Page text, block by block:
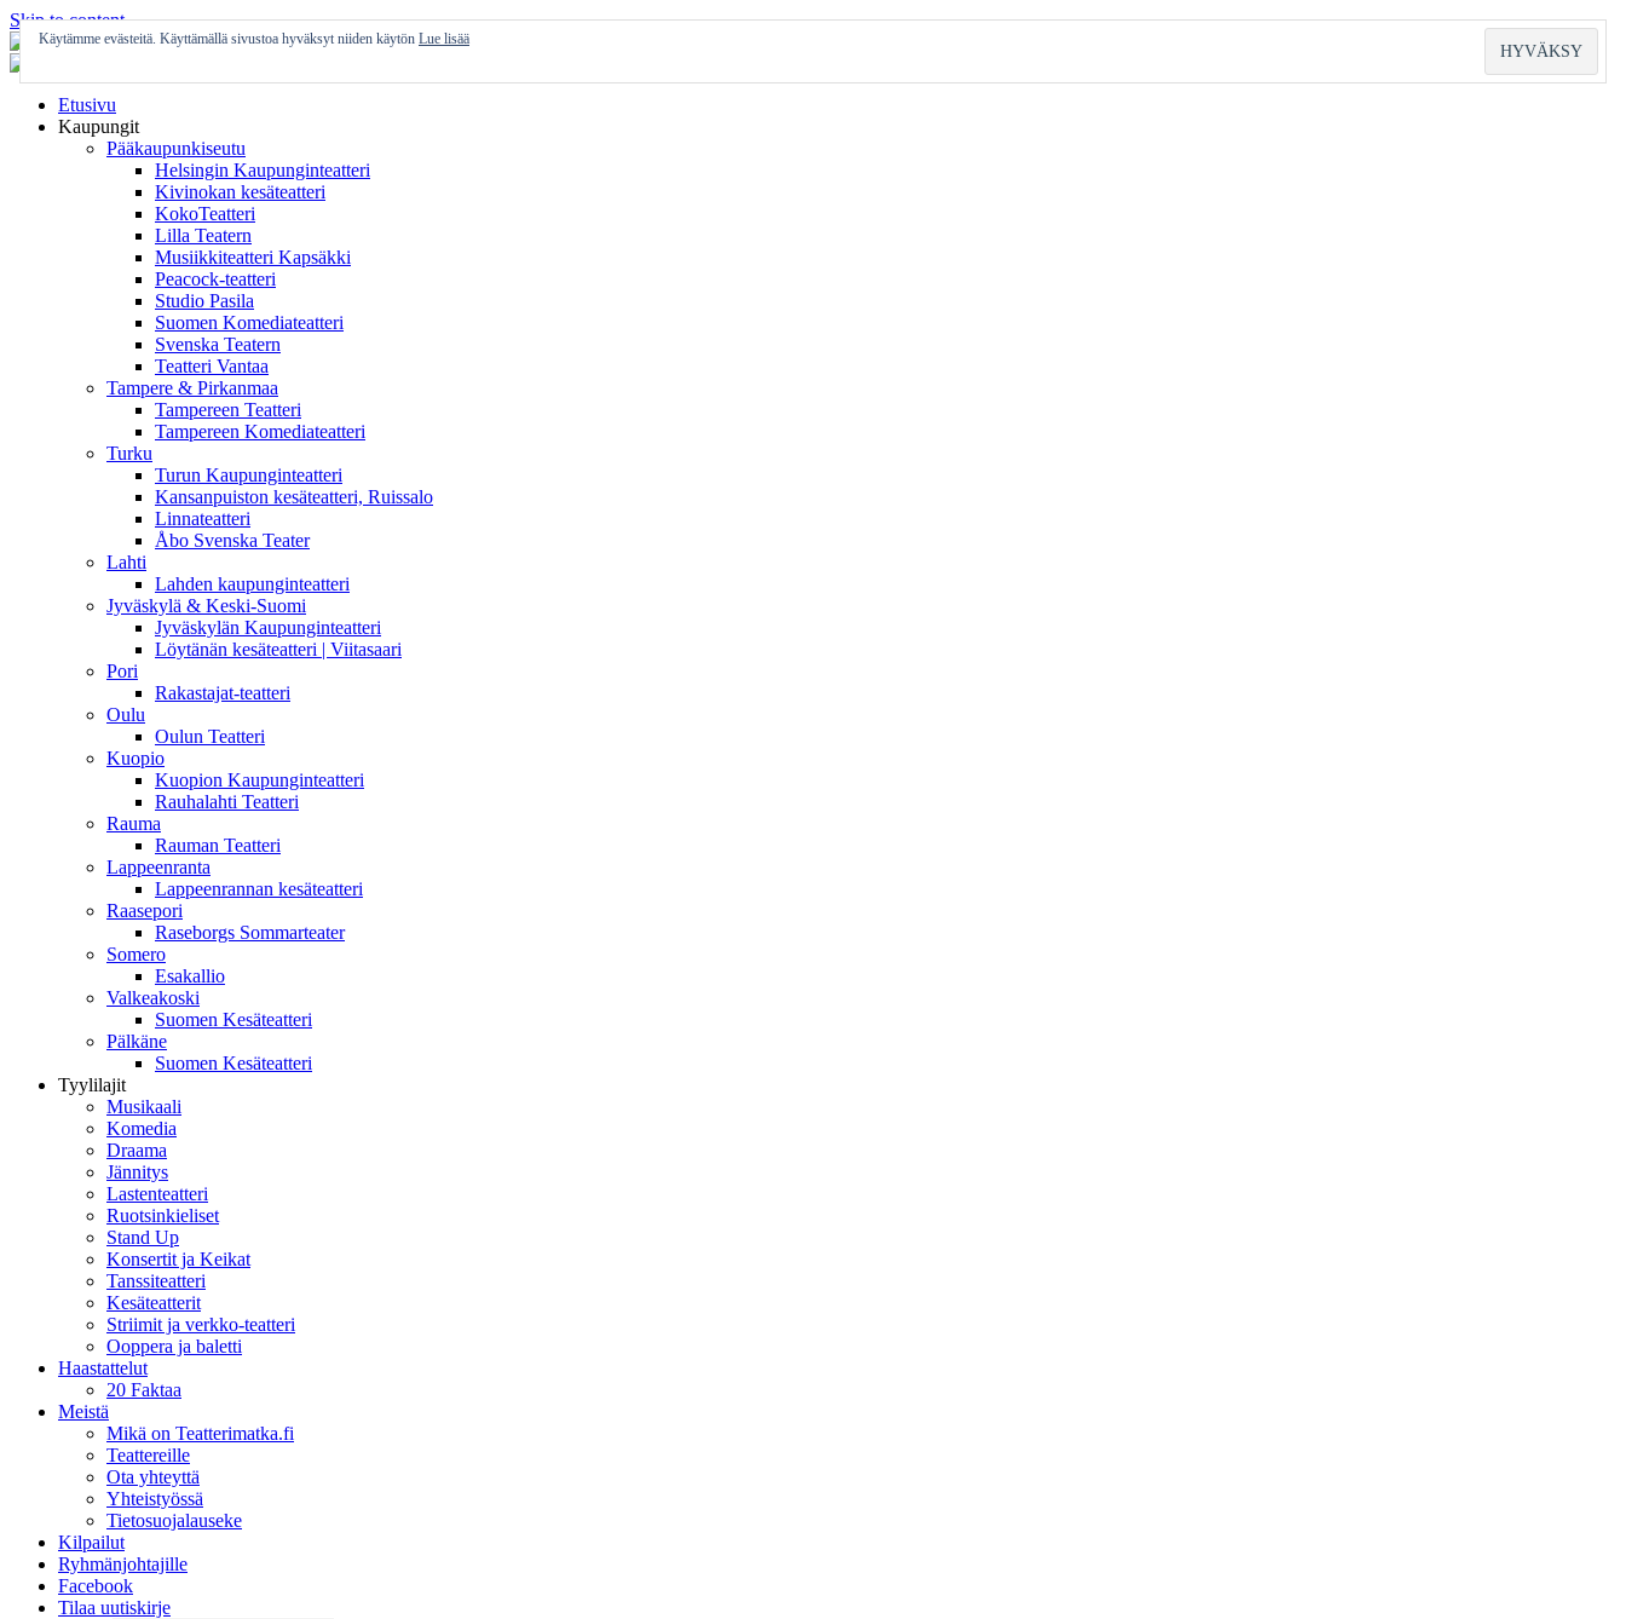
Skip to content
Etusivu
Kaupungit
Pääkaupunkiseutu
Helsingin Kaupunginteatteri
Kivinokan kesäteatteri
KokoTeatteri
Lilla Teatern
Musiikkiteatteri Kapsäkki
Peacock-teatteri
Studio Pasila
Suomen Komediateatteri
Svenska Teatern
Teatteri Vantaa
Tampere & Pirkanmaa
Tampereen Teatteri
Tampereen Komediateatteri
Turku
Turun Kaupunginteatteri
Kansanpuiston kesäteatteri, Ruissalo
Linnateatteri
Åbo Svenska Teater
Lahti
Lahden kaupunginteatteri
Jyväskylä & Keski-Suomi
Jyväskylän Kaupunginteatteri
Löytänän kesäteatteri | Viitasaari
Pori
Rakastajat-teatteri
Oulu
Oulun Teatteri
Kuopio
Kuopion Kaupunginteatteri
Rauhalahti Teatteri
Rauma
Rauman Teatteri
Lappeenranta
Lappeenrannan kesäteatteri
Raasepori
Raseborgs Sommarteater
Somero
Esakallio
Valkeakoski
Suomen Kesäteatteri
Pälkäne
Suomen Kesäteatteri
Tyylilajit
Musikaali
Komedia
Draama
Jännitys
Lastenteatteri
Ruotsinkieliset
Stand Up
Konsertit ja Keikat
Tanssiteatteri
Kesäteatterit
Striimit ja verkko-teatteri
Ooppera ja baletti
Haastattelut
20 Faktaa
Meistä
Mikä on Teatterimatka.fi
Teattereille
Ota yhteyttä
Yhteistyössä
Tietosuojalauseke
Kilpailut
Ryhmänjohtajille
Facebook
Tilaa uutiskirje
Käytämme evästeitä. Käyttämällä sivustoa hyväksyt niiden käytön Lue lisää